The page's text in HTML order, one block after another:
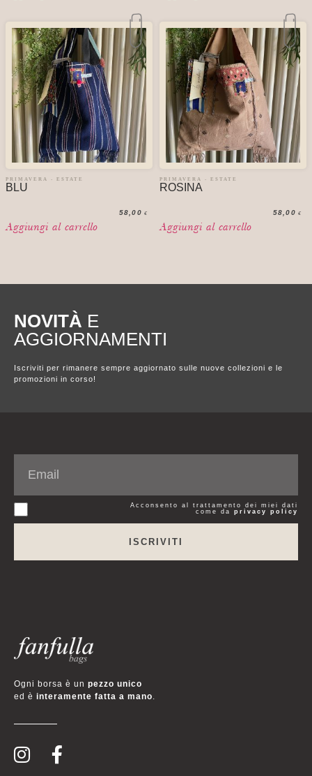
PRIMAVERA - ESTATE
BLU
58,00 €
Aggiungi al carrello
PRIMAVERA - ESTATE
ROSINA
58,00 €
Aggiungi al carrello
NOVITÀ E
AGGIORNAMENTI
Iscriviti per rimanere sempre aggiornato sulle nuove collezioni e le
promozioni in corso!
Acconsento al trattamento dei miei dati
come da privacy policy
ISCRIVITI
Ogni borsa è un pezzo unico
ed è interamente fatta a mano.